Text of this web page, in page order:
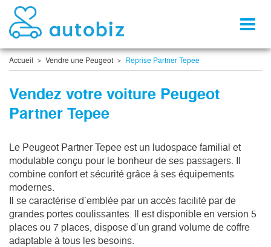
Accueil Vendre une Peugeot Reprise Partner Tepee
Vendez votre voiture Peugeot
Partner Tepee
Le Peugeot Partner Tepee est un ludospace familial et
modulable conçu pour le bonheur de ses passagers. Il
combine confort et sécurité grâce à ses équipements
modernes.
Il se caractérise d’emblée par un accès facilité par de
grandes portes coulissantes. Il est disponible en version 5
places ou 7 places, dispose d’un grand volume de coffre
adaptable à tous les besoins.